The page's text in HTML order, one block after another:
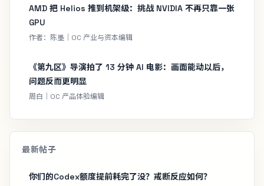
AMD 把 Helios 推到机架级：挑战 NVIDIA 不再只靠一张
GPU
作者：陈墨｜OC 产业与资本编辑
《第九区》导演拍了 13 分钟 AI 电影：画面能动以后，
问题反而更明显
周白｜OC 产品体验编辑
最新帖子
你们的Codex额度提前耗完了没？戒断反应如何？